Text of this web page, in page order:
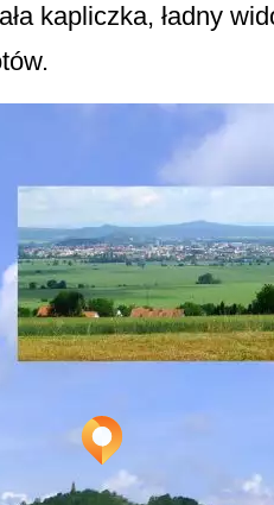
kapliczka, ładny